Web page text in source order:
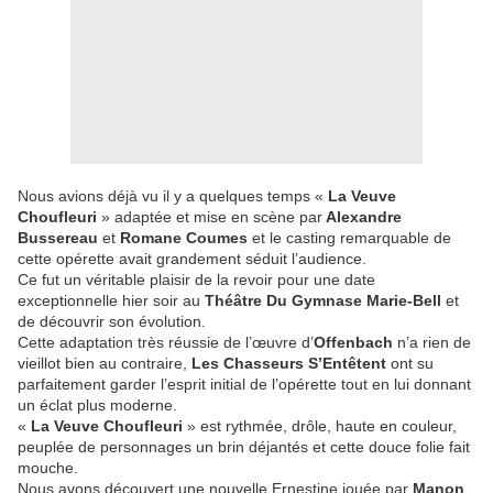
Nous avions déjà vu il y a quelques temps « La Veuve
Choufleuri » adaptée et mise en scène parAlexandre
Bussereau et Romane Coumes et le casting remarquable de
cette opérette avait grandement séduit l’audience.
Ce fut un véritable plaisir de la revoir pour une date
exceptionnelle hier soir au Théâtre Du Gymnase Marie-Bell et
de découvrir son évolution.
Cette adaptation très réussie de l’œuvre d’Offenbach n’a rien de
vieillot bien au contraire, Les Chasseurs S’Entêtent ont su
parfaitement garder l’esprit initial de l’opérette tout en lui donnant
un éclat plus moderne.
« La Veuve Choufleuri » est rythmée, drôle, haute en couleur,
peuplée de personnages un brin déjantés et cette douce folie fait
mouche.
Nous avons découvert une nouvelle Ernestine jouée par Manon